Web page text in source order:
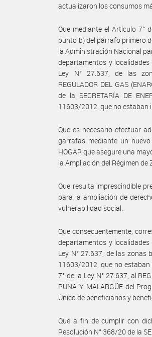
actualizaron los consumos
Que mediante el Artículo 7°
punto b) del párrafo primero
la Administración Nacional
departamentos y localidades
Ley N° 27.637, de las
REGULADOR DEL GAS
de la SECRETARÍA DE
11603/2012, que no estaban
Que es necesario efectuar
garrafas mediante un
HOGAR que asegure una
la Ampliación del Régimen de
Que resulta imprescindible
para la ampliación de
vulnerabilidad social.
Que consecuentemente,
departamentos y localidades
Ley N° 27.637, de las zonas
11603/2012, que no
7° de la Ley N° 27.637, al
PUNA Y MALARGÜE del
Único de beneficiarios y
Que a fin de cumplir con
Resolución N° 368/20 de la